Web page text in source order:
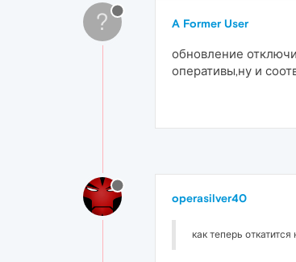
? A Former User
обновление
оперативы,ну и
operasilver40
как теперь